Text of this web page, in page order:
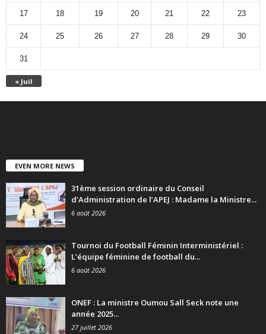
« Juil
17 18 19 20 21 22 23
24 25 26 27 28 29 30
31
EVEN MORE NEWS
31ème session ordinaire du Conseil
d’Administration de l’APEJ : Madame la Ministre...
6 août 2026
Tournoi du Football Féminin Interministériel :
L’équipe féminine de football du...
6 août 2026
ONEF : La ministre Oumou Sall Seck note une
année 2025...
27 juillet 2026